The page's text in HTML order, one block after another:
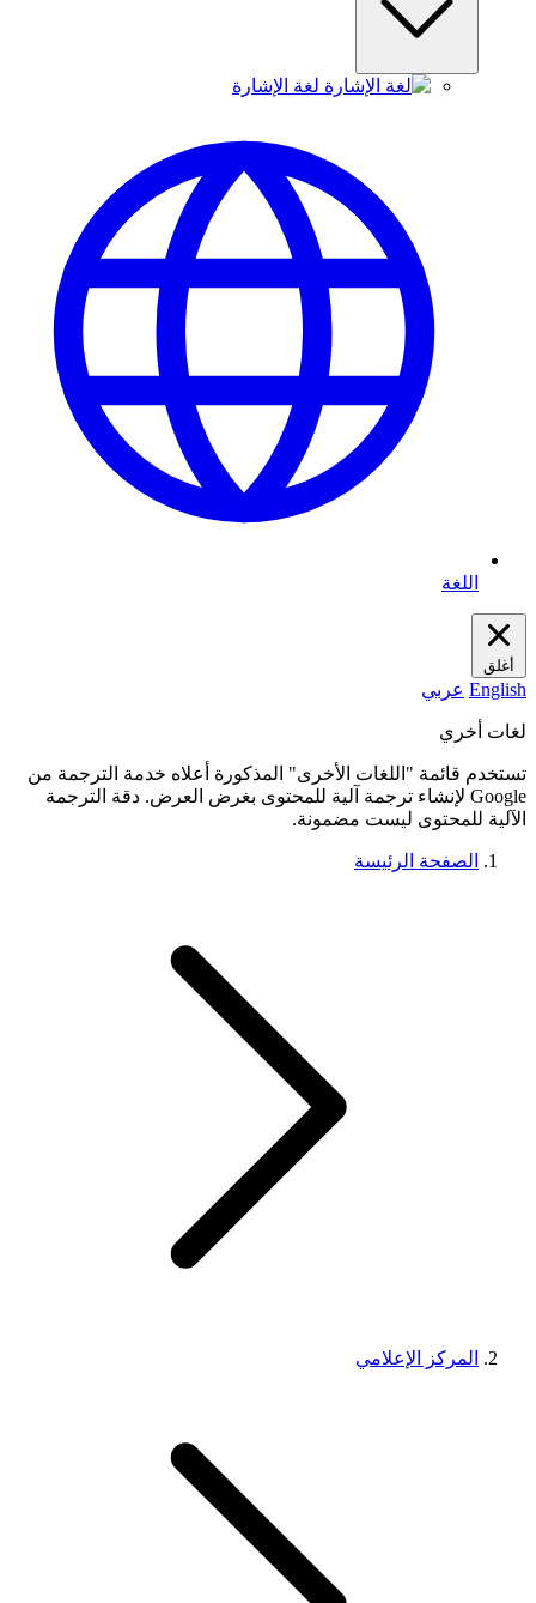
لغة الإشارة
اللغة
أغلق
English عربي
لغات أخري
تستخدم قائمة "اللغات الأخرى" المذكورة أعلاه خدمة الترجمة من
Google لإنشاء ترجمة آلية للمحتوى بغرض العرض. دقة الترجمة
الآلية للمحتوى ليست مضمونة.
الصفحة الرئيسة
المركز الإعلامي